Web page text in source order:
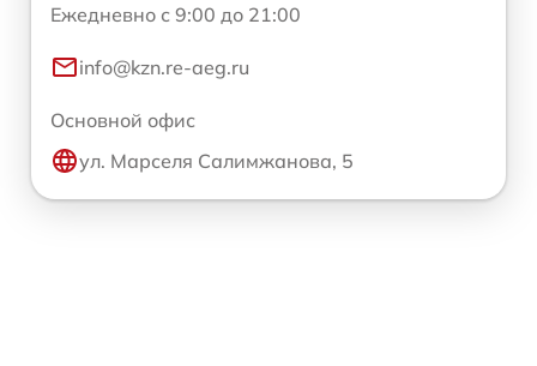
Ежедневно с 9:00 до 21:00
info@kzn.re-aeg.ru
Основной офис
ул. Марселя Салимжанова, 5